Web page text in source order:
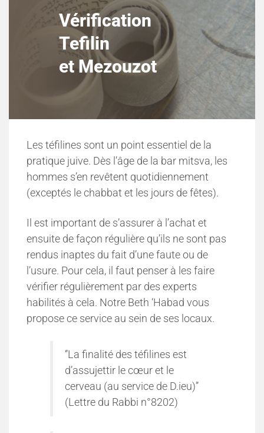
Vérification
Tefilin
et Mezouzot
Les téfilines sont un point essentiel de la
pratique juive. Dès l’âge de la bar mitsva, les
hommes s’en revêtent quotidiennement
(exceptés le chabbat et les jours de fêtes).
Il est important de s’assurer à l’achat et
ensuite de façon régulière qu’ils ne sont pas
rendus inaptes du fait d’une faute ou de
l’usure. Pour cela, il faut penser à les faire
vérifier régulièrement par des experts
habilités à cela. Notre Beth ‘Habad vous
propose ce service au sein de ses locaux.
‘’La finalité des téfilines est
d’assujettir le cœur et le
cerveau (au service de D.ieu)’’
(Lettre du Rabbi n°8202)